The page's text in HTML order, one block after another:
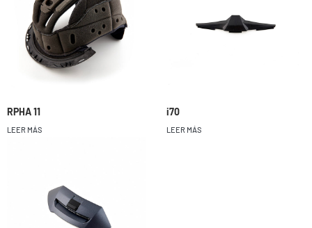
RPHA 11
LEER MÁS
i70
LEER MÁS